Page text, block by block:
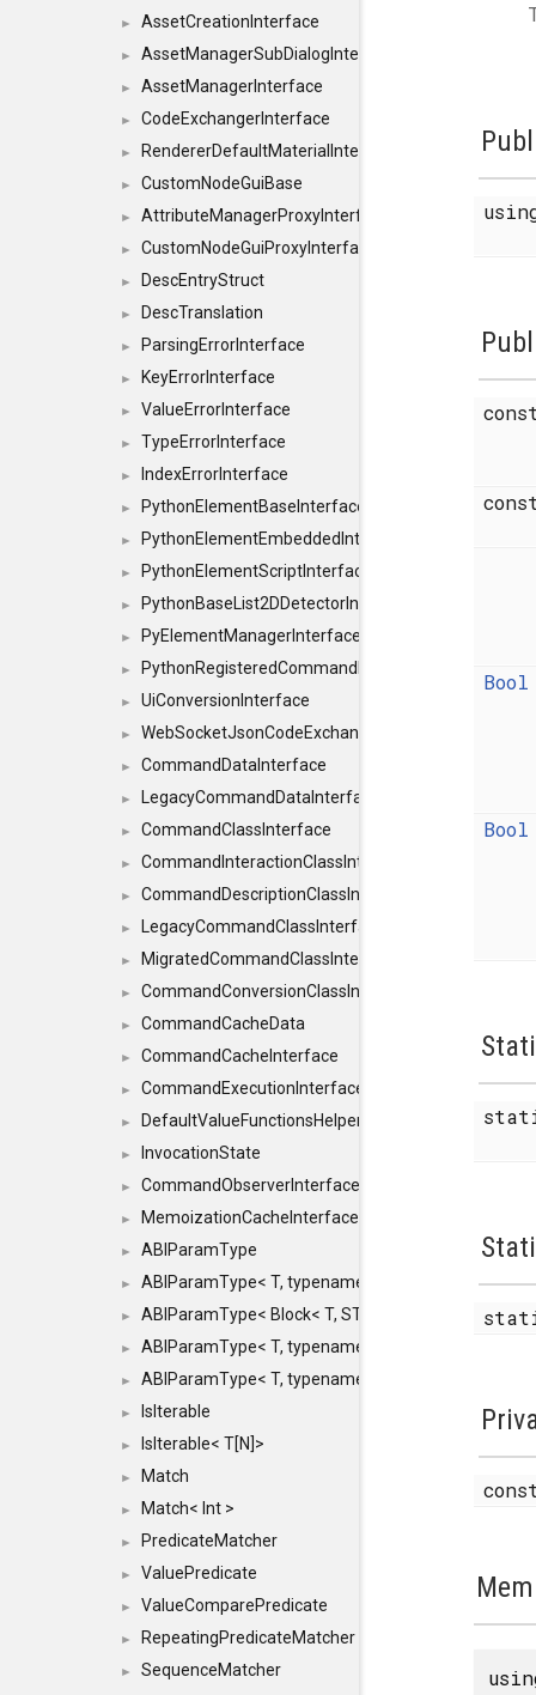
► AssetCreationInterface
► AssetManagerSubDialogInterface
► AssetManagerInterface
► CodeExchangerInterface
► RendererDefaultMaterialInterface
► CustomNodeGuiBase
► AttributeManagerProxyInterface
► CustomNodeGuiProxyInterface
► DescEntryStruct
► DescTranslation
► ParsingErrorInterface
► KeyErrorInterface
► ValueErrorInterface
► TypeErrorInterface
► IndexErrorInterface
► PythonElementBaseInterface
► PythonElementEmbeddedInterface
► PythonElementScriptInterface
► PythonBaseList2DDetectorInterface
► PyElementManagerInterface
► PythonRegisteredCommandIdsInterface
► UiConversionInterface
► WebSocketJsonCodeExchangerInterface
► CommandDataInterface
► LegacyCommandDataInterface
► CommandClassInterface
► CommandInteractionClassInterface
► CommandDescriptionClassInterface
► LegacyCommandClassInterface
► MigratedCommandClassInterface
► CommandConversionClassInterface
► CommandCacheData
► CommandCacheInterface
► CommandExecutionInterface
► DefaultValueFunctionsHelper< const Result<
► InvocationState
► CommandObserverInterface
► MemoizationCacheInterface
► ABIParamType
► ABIParamType< T, typename std::enable_if<
► ABIParamType< Block< T, STRIDED, MOVE > >
► ABIParamType< T, typename std::enable_if<
► ABIParamType< T, typename std::enable_if<
► IsIterable
► IsIterable< T[N]>
► Match
► Match< Int >
► PredicateMatcher
► ValuePredicate
► ValueComparePredicate
► RepeatingPredicateMatcher
►
SequenceMatcher
Bool
Bool